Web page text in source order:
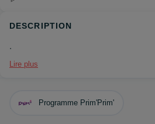
DESCRIPTION
.
Lire plus
Programme Prim'Prim'